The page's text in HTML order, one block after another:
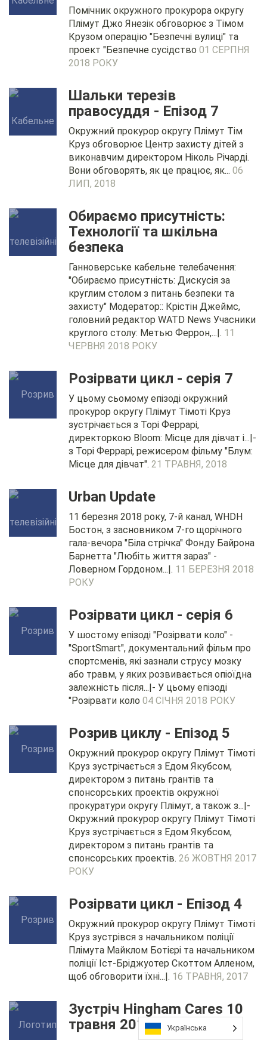
Помічник окружного прокурора округу
Плімут Джо Янезік обговорює з Тімом
Крузом операцію "Безпечні вулиці" та
проект "Безпечне сусідство 01 СЕРПНЯ
2018 РОКУ
Шальки терезів
правосуддя - Епізод 7
Окружний прокурор округу Плімут Тім
Круз обговорює Центр захисту дітей з
виконавчим директором Ніколь Річарді.
Вони обговорять, як це працює, як... 06
ЛИП, 2018
Обираємо присутність:
Технології та шкільна
безпека
Ганноверське кабельне телебачення:
"Обираємо присутність: Дискусія за
круглим столом з питань безпеки та
захисту" Модератор:: Крістін Джеймс,
головний редактор WATD News Учасники
круглого столу: Метью Феррон,...|. 11
ЧЕРВНЯ 2018 РОКУ
Розірвати цикл - серія 7
У цьому сьомому епізоді окружний
прокурор округу Плімут Тімоті Круз
зустрічається з Торі Феррарі,
директоркою Bloom: Місце для дівчат і...|-
з Торі Феррарі, режисером фільму "Блум:
Місце для дівчат". 21 ТРАВНЯ, 2018
Urban Update
11 березня 2018 року, 7-й канал, WHDH
Бостон, з засновником 7-го щорічного
гала-вечора "Біла стрічка" Фонду Байрона
Барнетта "Любіть життя зараз" -
Ловерном Гордоном...|. 11 БЕРЕЗНЯ 2018
РОКУ
Розірвати цикл - серія 6
У шостому епізоді "Розірвати коло" -
"SportSmart", документальний фільм про
спортсменів, які зазнали струсу мозку
або травм, у яких розвивається опіоїдна
залежність після...|- У цьому епізоді
"Розірвати коло 04 СІЧНЯ 2018 РОКУ
Розрив циклу - Епізод 5
Окружний прокурор округу Плімут Тімоті
Круз зустрічається з Едом Якубсом,
директором з питань грантів та
спонсорських проектів окружної
прокуратури округу Плімут, а також з...|-
Окружний прокурор округу Плімут Тімоті
Круз зустрічається з Едом Якубсом,
директором з питань грантів та
спонсорських проектів. 26 ЖОВТНЯ 2017
РОКУ
Розірвати цикл - Епізод 4
Окружний прокурор округу Плімут Тімоті
Круз зустрівся з начальником поліції
Плімута Майклом Ботієрі та начальником
поліції Іст-Бріджуотер Скоттом Алленом,
щоб обговорити їхні...|. 16 ТРАВНЯ, 2017
Зустріч Hingham Cares 10
травня 2017 року
Українська